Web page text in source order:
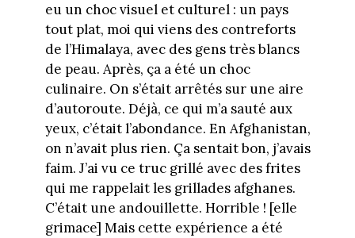
eu un choc visuel et culturel : un pays
tout plat, moi qui viens des contreforts
de l’Himalaya, avec des gens très blancs
de peau. Après, ça a été un choc
culinaire. On s’était arrêtés sur une aire
d’autoroute. Déjà, ce qui m’a sauté aux
yeux, c’était l’abondance. En Afghanistan,
on n’avait plus rien. Ça sentait bon, j’avais
faim. J’ai vu ce truc grillé avec des frites
qui me rappelait les grillades afghanes.
C’était une andouillette. Horrible ! [elle
grimace] Mais cette expérience a été